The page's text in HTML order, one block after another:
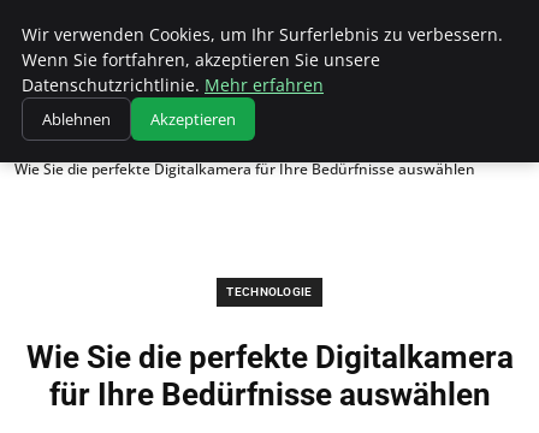
Wk Institut
Startseite
Technologie
Wie Sie die perfekte Digitalkamera für Ihre Bedürfnisse auswählen
TECHNOLOGIE
Wie Sie die perfekte Digitalkamera
für Ihre Bedürfnisse auswählen
Wir verwenden Cookies, um Ihr Surferlebnis zu verbessern.
Wenn Sie fortfahren, akzeptieren Sie unsere
Datenschutzrichtlinie. Mehr erfahren
Ablehnen Akzeptieren